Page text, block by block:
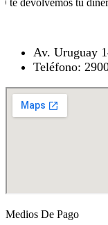
Av. Uruguay
Teléfono:
Medios De Pago